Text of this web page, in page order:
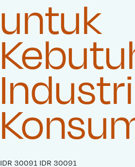
untuk
S
IDR 30091 O
IDR 30091